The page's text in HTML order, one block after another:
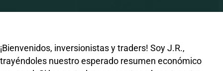
¡Bienvenidos, inversionistas y traders! Soy J.R.,
trayéndoles nuestro esperado resumen económico